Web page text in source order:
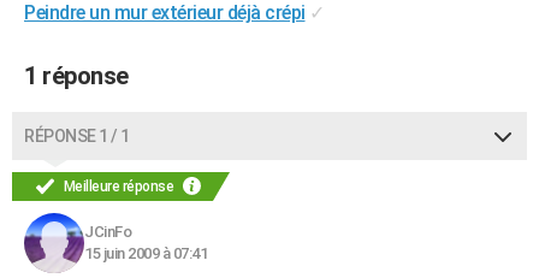
CARTE DE VOEUX
Carte de Noël
Carte Bonne année
Carte Saint-Valentin
Carte Pâques
Carte d'anniversaire
DICTIONNAIRE
COPAINS D'AVANT
S'inscrire
Se connecter
Lycées
Collèges
Primaires
Universités
Entreprises
Service militaire
Avis de recherche
AVIS DE DÉCÈS
FORUM
Peindre un mur extérieur déjà crépi ✓
1 réponse
RÉPONSE 1 / 1
Meilleure réponse
JCinFo
15 juin 2009 à 07:41